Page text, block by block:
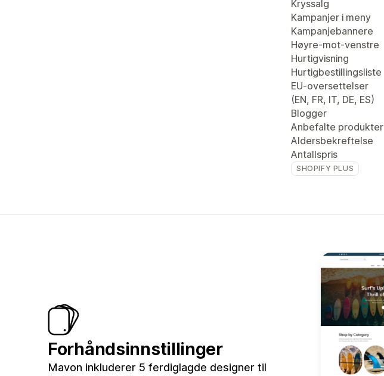
Kryssalg
Kampanjer i meny
Kampanjebannere
Høyre-mot-venstre
Hurtigvisning
Hurtigbestillingsliste
EU-oversettelser
(EN, FR, IT, DE, ES)
Blogger
Anbefalte produkter
Aldersbekreftelse
Antallspris
SHOPIFY PLUS
Forhåndsinnstillinger
Mavon inkluderer 5 ferdiglagde designer til